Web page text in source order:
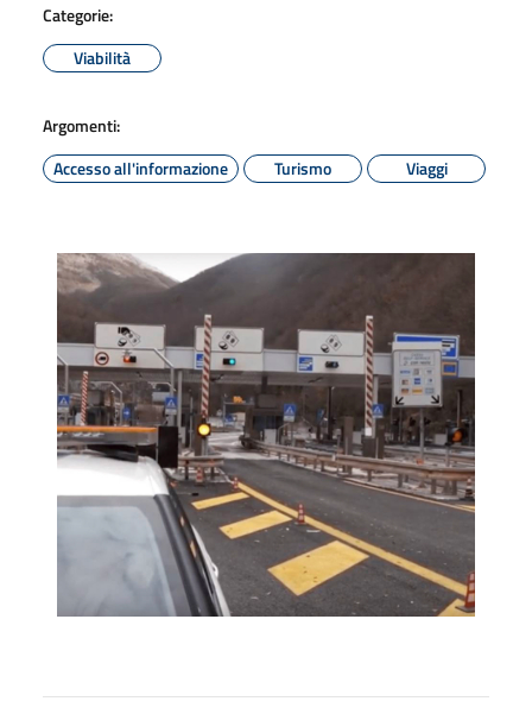
Categorie:
Viabilità
Argomenti:
Accesso all'informazione
Turismo Viaggi